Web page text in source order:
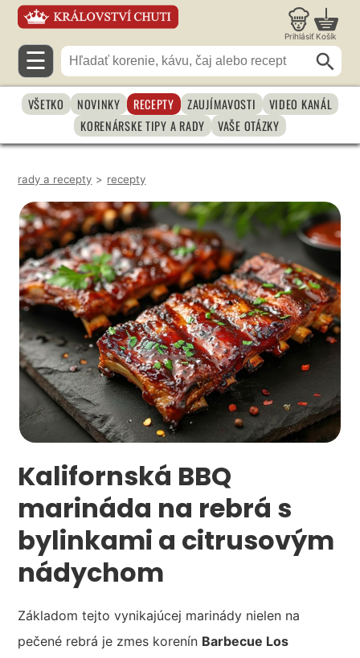
Prihlásiť Košík
☰
VŠETKO NOVINKY RECEPTY ZAUJÍMAVOSTI
VIDEO KANÁL
KORENÁRSKE TIPY A RADY
VAŠE OTÁZKY
rady a recepty > recepty
Kalifornská BBQ
marináda na rebrá s
bylinkami a citrusovým
nádychom
Základom tejto vynikajúcej marinády nielen na
pečené rebrá je zmes korenín Barbecue Los